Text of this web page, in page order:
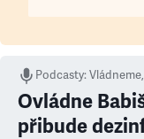
Podcasty:
Ovládne
přibude